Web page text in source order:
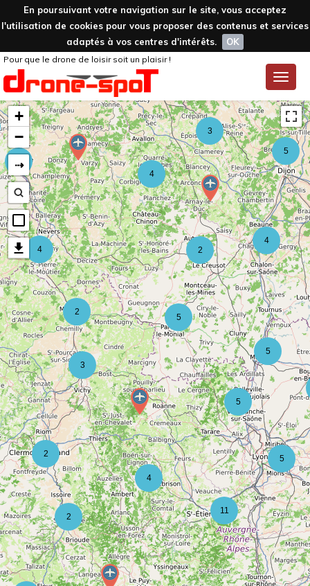
En poursuivant votre navigation sur le site, vous acceptez
l'utilisation de cookies pour vous proposer des contenus et services
adaptés à vos centres d'intérêts.
OK
Toggle
Pour que le drone de loisir soit un plaisir !
5
11
4
4
5
5
5
2
2
4
2
3
4
2
3
5
4
+
−
⇢